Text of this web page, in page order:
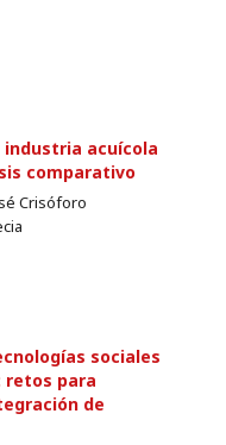
industria acuícola
comparativo
Crisóforo
sociales
retos para
de